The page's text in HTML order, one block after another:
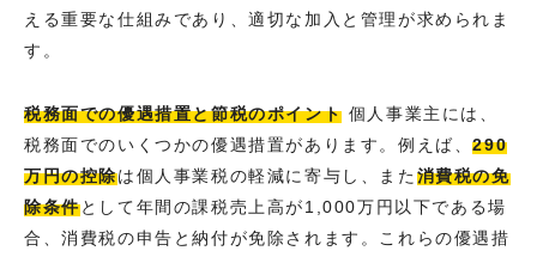
える重要な仕組みであり、適切な加入と管理が求められま
す。
税務面での優遇措置と節税のポイント 個人事業主には、
税務面でのいくつかの優遇措置があります。例えば、290
万円の控除は個人事業税の軽減に寄与し、また消費税の免
除条件として年間の課税売上高が1,000万円以下である場
合、消費税の申告と納付が免除されます。これらの優遇措